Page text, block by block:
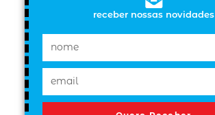
receber nossas novidades